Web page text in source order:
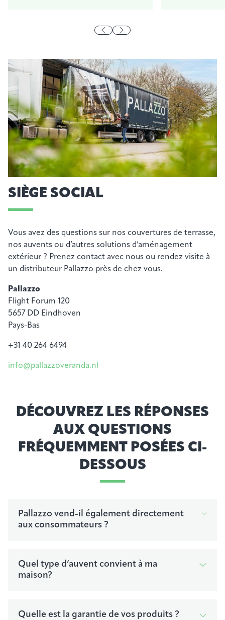
SIÈGE SOCIAL
Vous avez des questions sur nos couvertures de terrasse,
nos auvents ou d’autres solutions d’aménagement
extérieur ? Prenez contact avec nous ou rendez visite à
un distributeur Pallazzo près de chez vous.
Pallazzo
Flight Forum 120
5657 DD Eindhoven
Pays-Bas
+31 40 264 6494
info@pallazzoveranda.nl
DÉCOUVREZ LES RÉPONSES
AUX QUESTIONS
FRÉQUEMMENT POSÉES CI-
DESSOUS
Pallazzo vend-il également directement
aux consommateurs ?
Quel type d’auvent convient à ma
maison?
Quelle est la garantie de vos produits ?